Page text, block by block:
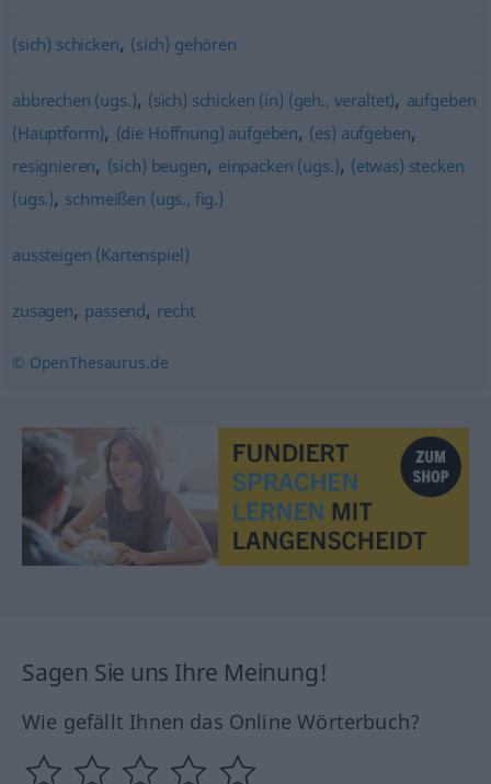
(sich) schicken, (sich) gehören
abbrechen (ugs.), (sich) schicken (in) (geh., veraltet), aufgeben
(Hauptform), (die Hoffnung) aufgeben, (es) aufgeben,
resignieren, (sich) beugen, einpacken (ugs.), (etwas) stecken
(ugs.), schmeißen (ugs., fig.)
aussteigen (Kartenspiel)
zusagen, passend, recht
© OpenThesaurus.de
Sagen Sie uns Ihre Meinung!
Wie gefällt Ihnen das Online Wörterbuch?